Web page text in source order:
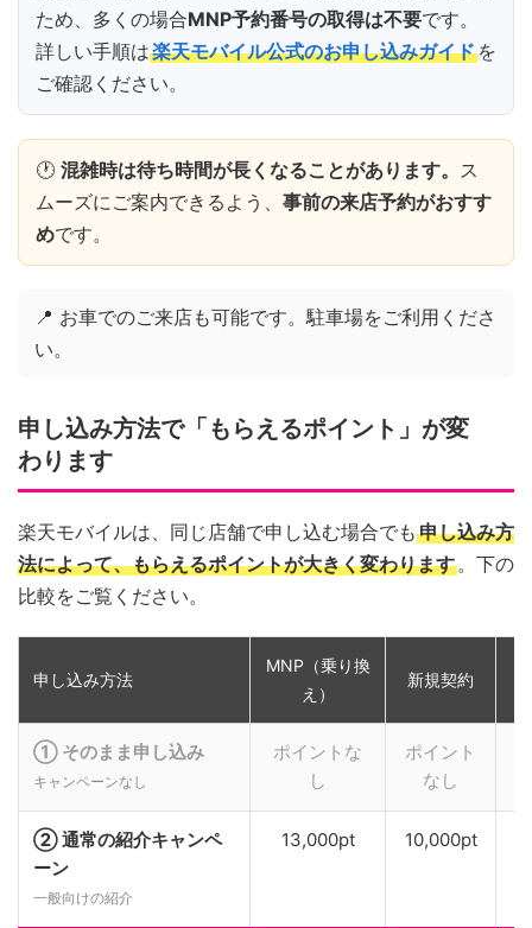
ため、多くの場合MNP予約番号の取得は不要です。
詳しい手順は楽天モバイル公式のお申し込みガイド を
ご確認ください。
🕐 混雑時は待ち時間が長くなることがあります。 ス
ムーズにご案内できるよう、 事前の来店予約がおすす
めです。
📍 お車でのご来店も可能です。駐車場をご利用くださ
い。
申し込み方法で「もらえるポイント」が変
わります
楽天モバイルは、同じ店舗で申し込む場合でも 申し込み方
法によって、もらえるポイントが大きく変わります。下の
比較をご覧ください。
申し込み方法
MNP（乗り換
え）
新規契約
① そのまま申し込み
キャンペーンなし
ポイントな
し
ポイント
なし
② 通常の紹介キャンペ
ーン
一般向けの紹介
13,000pt 10,000pt